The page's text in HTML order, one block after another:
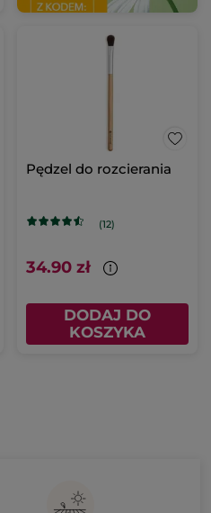
Pędzel do rozcierania
(12)
34.90 zł
DODAJ DO
KOSZYKA